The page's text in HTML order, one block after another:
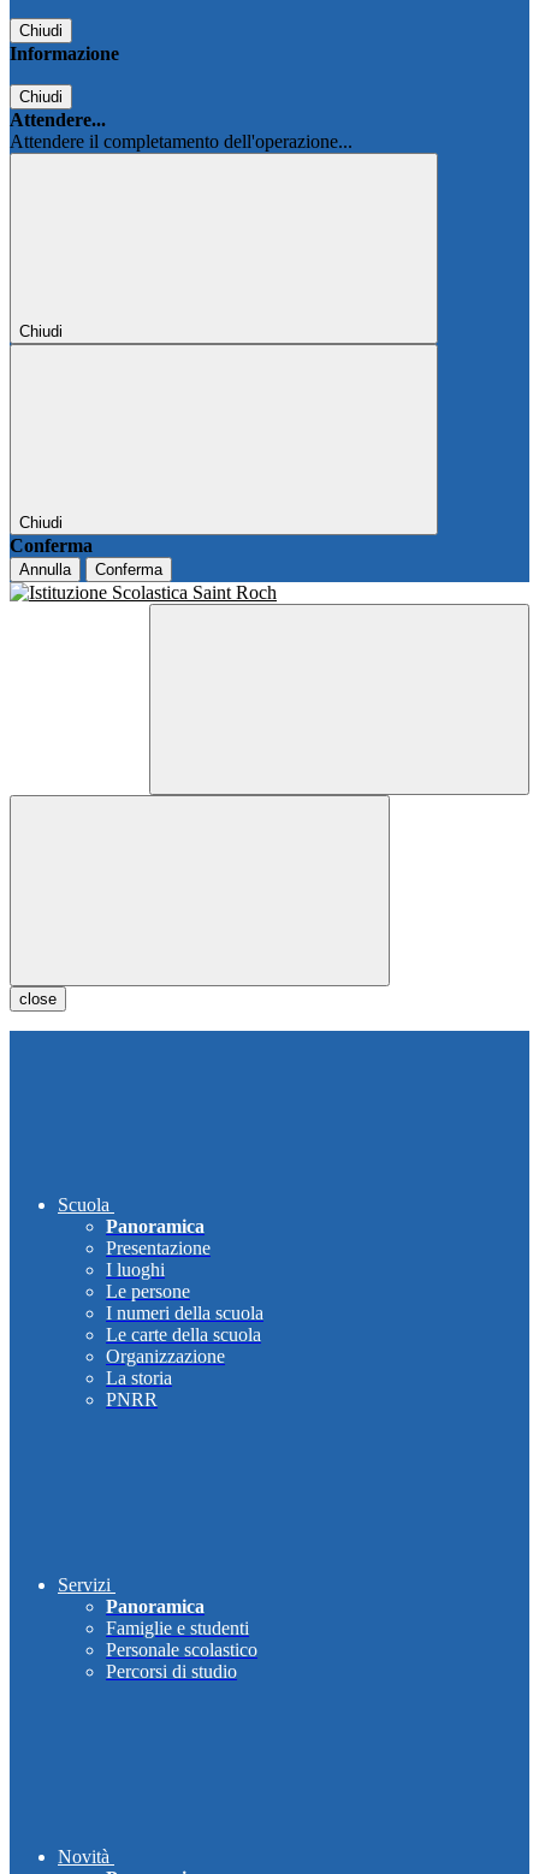
Chiudi
Informazione
Chiudi
Attendere...
Attendere il completamento dell'operazione...
Chiudi
Chiudi
Conferma
Annulla Conferma
close
Scuola
Panoramica
Presentazione
I luoghi
Le persone
I numeri della scuola
Le carte della scuola
Organizzazione
La storia
PNRR
Servizi
Panoramica
Famiglie e studenti
Personale scolastico
Percorsi di studio
Novità